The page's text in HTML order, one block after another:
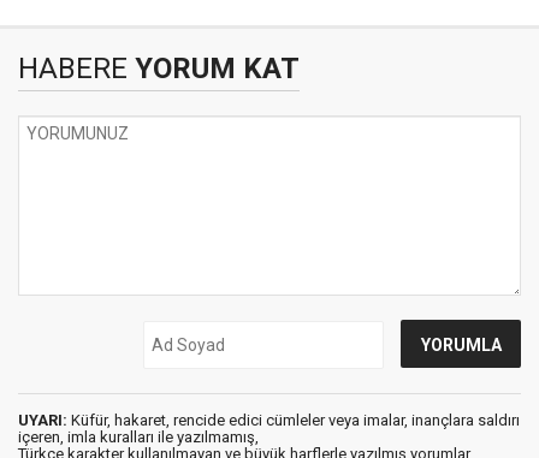
HABERE YORUM KAT
UYARI: Küfür, hakaret, rencide edici cümleler veya imalar, inançlara saldırı
içeren, imla kuralları ile yazılmamış,
Türkçe karakter kullanılmayan ve büyük harflerle yazılmış yorumlar